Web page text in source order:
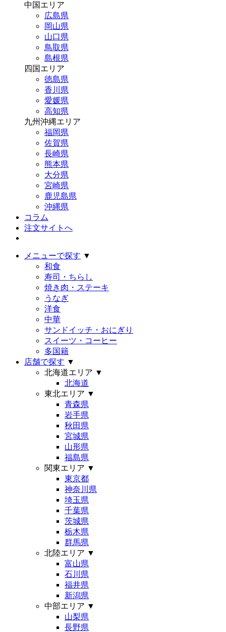
中国エリア
広島県
岡山県
山口県
鳥取県
島根県
四国エリア
徳島県
香川県
愛媛県
高知県
九州沖縄エリア
福岡県
佐賀県
長崎県
熊本県
大分県
宮崎県
鹿児島県
沖縄県
コラム
注文サイトへ
メニューで探す ▼
和食
寿司・ちらし
焼き肉・ステーキ
うなぎ
洋食
中華
サンドイッチ・おにぎり
スイーツ・コーヒー
多国籍
店舗で探す ▼
北海道エリア ▼
北海道
東北エリア ▼
青森県
岩手県
秋田県
宮城県
山形県
福島県
関東エリア ▼
東京都
神奈川県
埼玉県
千葉県
茨城県
栃木県
群馬県
北陸エリア ▼
富山県
石川県
福井県
新潟県
中部エリア ▼
山梨県
長野県